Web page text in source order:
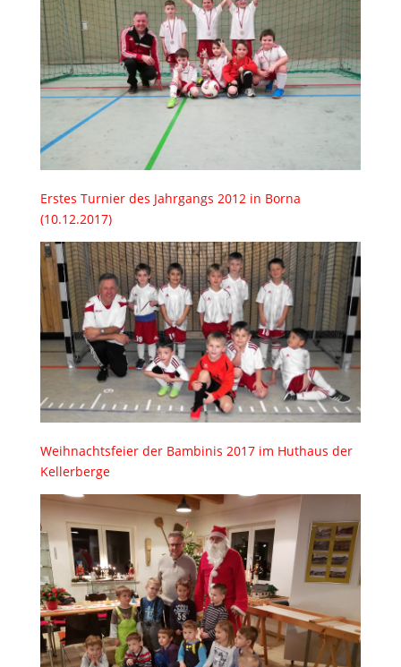
Erstes Turnier des Jahrgangs 2012 in Borna
(10.12.2017)
Weihnachtsfeier der Bambinis 2017 im Huthaus der
Kellerberge